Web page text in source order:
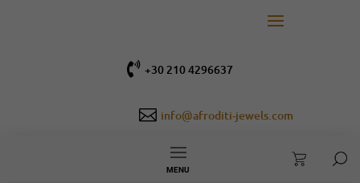
 +30 210 4296637
 info@afroditi-jewels.com
MENU